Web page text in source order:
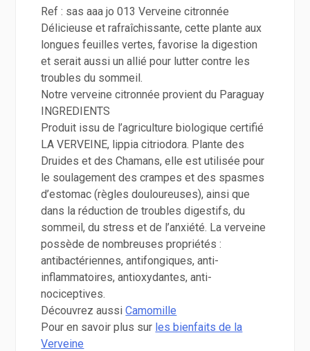
Ref : sas aaa jo 013 Verveine citronnée
Délicieuse et rafraîchissante, cette plante aux
longues feuilles vertes, favorise la digestion
et serait aussi un allié pour lutter contre les
troubles du sommeil.
Notre verveine citronnée provient du Paraguay
INGREDIENTS
Produit issu de l’agriculture biologique certifié
LA VERVEINE, lippia citriodora. Plante des
Druides et des Chamans, elle est utilisée pour
le soulagement des crampes et des spasmes
d’estomac (règles douloureuses), ainsi que
dans la réduction de troubles digestifs, du
sommeil, du stress et de l’anxiété. La verveine
possède de nombreuses propriétés :
antibactériennes, antifongiques, anti-
inflammatoires, antioxydantes, anti-
nociceptives.
Découvrez aussiCamomille
Pour en savoir plus sur les bienfaits de la
Verveine